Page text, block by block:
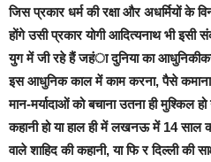
जिस प्रकार धर्म की रक्षा और अधर्मियों के
होंगे उसी प्रकार योगी आदित्यनाथ भी
युग में जी रहे हैं जहंा दुनिया का
इस आधुनिक काल में काम करना, पैसे
मान-मर्यादाओं को बचाना उतना ही मुश्किल
कहानी हो या हाल ही में लखनऊ में 14 साल
वाले शाहिद की कहानी, या फि र दिल्ली की